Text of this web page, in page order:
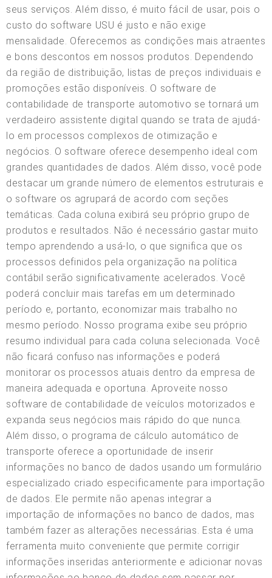
seus serviços. Além disso, é muito fácil de usar, pois o
custo do software USU é justo e não exige
mensalidade. Oferecemos as condições mais atraentes
e bons descontos em nossos produtos. Dependendo
da região de distribuição, listas de preços individuais e
promoções estão disponíveis. O software de
contabilidade de transporte automotivo se tornará um
verdadeiro assistente digital quando se trata de ajudá-
lo em processos complexos de otimização e
negócios. O software oferece desempenho ideal com
grandes quantidades de dados. Além disso, você pode
destacar um grande número de elementos estruturais e
o software os agrupará de acordo com seções
temáticas. Cada coluna exibirá seu próprio grupo de
produtos e resultados. Não é necessário gastar muito
tempo aprendendo a usá-lo, o que significa que os
processos definidos pela organização na política
contábil serão significativamente acelerados. Você
poderá concluir mais tarefas em um determinado
período e, portanto, economizar mais trabalho no
mesmo período. Nosso programa exibe seu próprio
resumo individual para cada coluna selecionada. Você
não ficará confuso nas informações e poderá
monitorar os processos atuais dentro da empresa de
maneira adequada e oportuna. Aproveite nosso
software de contabilidade de veículos motorizados e
expanda seus negócios mais rápido do que nunca.
Além disso, o programa de cálculo automático de
transporte oferece a oportunidade de inserir
informações no banco de dados usando um formulário
especializado criado especificamente para importação
de dados. Ele permite não apenas integrar a
importação de informações no banco de dados, mas
também fazer as alterações necessárias. Esta é uma
ferramenta muito conveniente que permite corrigir
informações inseridas anteriormente e adicionar novas